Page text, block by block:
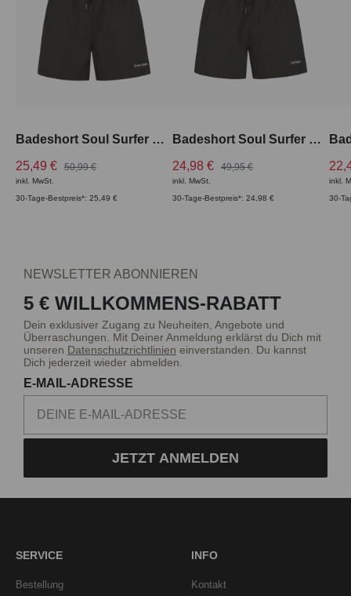
Badeshort Soul Surfer Swim lang
25,49 €
50,99 €
inkl. MwSt.
30-Tage-Bestpreis*: 25,49 €
Badeshort Soul Surfer Swim kurz
24,98 €
49,95 €
inkl. MwSt.
30-Tage-Bestpreis*: 24,98 €
inkl.
30-
NEWSLETTER ABONNIEREN
5 € WILLKOMMENS-RABATT
Dein exklusiver Zugang zu Neuheiten, Angebote und
Überraschungen. Mit Deiner Anmeldung erklärst du Dich mit
unseren Datenschutzrichtlinien einverstanden. Du kannst
Dich jederzeit wieder abmelden.
E-MAIL-ADRESSE
JETZT ANMELDEN
SERVICE
Bestellung
INFO
Kontakt